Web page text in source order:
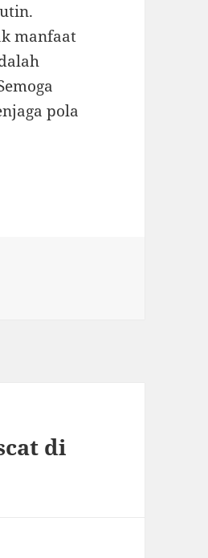
manfaat
pola
di